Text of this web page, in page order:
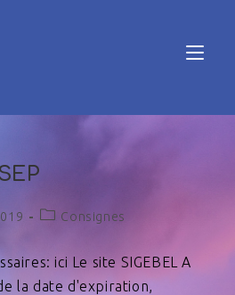
Consignes
ici Le site SIGEBEL A
la date d'expiration,